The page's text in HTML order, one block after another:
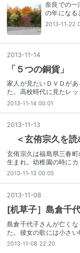
奈良での一
の年にな
2013-11-22
2013-11 -14
「５つの銅貨」
家人が見たいＤＶＤが
た。高校時代に見たレ
2013-11-14 00:01
2013-11 -13
＜玄侑宗久を読
玄侑宗久は福島県三春
生まれ。幼稚園の時に
2013-11-13 00:05
2013-11 -08
[机草子］島倉千
島倉千代子さんが亡く
た。彼女の歌には小さ
2013-11-08 22:20